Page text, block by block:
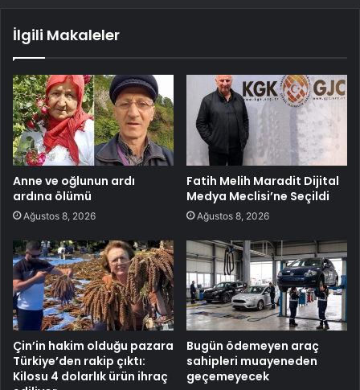
İlgili Makaleler
Anne ve oğlunun ardı
ardına ölümü
Ağustos 8, 2026
Fatih Melih Maradit Dijital
Medya Meclisi’ne Seçildi
Ağustos 8, 2026
Çin’in hakim olduğu pazara
Türkiye’den rakip çıktı:
Kilosu 4 dolarlık ürün ihraç
Bugün ödemeyen araç
sahipleri muayeneden
geçemeyecek